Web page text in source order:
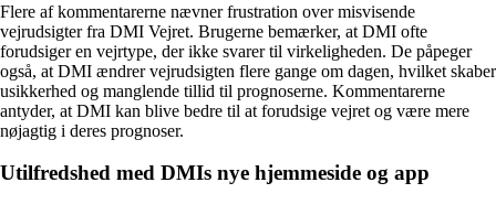
Flere af kommentarerne nævner frustration over misvisende
vejrudsigter fra DMI Vejret. Brugerne bemærker, at DMI ofte
forudsiger en vejrtype, der ikke svarer til virkeligheden. De påpeger
også, at DMI ændrer vejrudsigten flere gange om dagen, hvilket skaber
usikkerhed og manglende tillid til prognoserne. Kommentarerne
antyder, at DMI kan blive bedre til at forudsige vejret og være mere
nøjagtig i deres prognoser.
Utilfredshed med DMIs nye hjemmeside og app